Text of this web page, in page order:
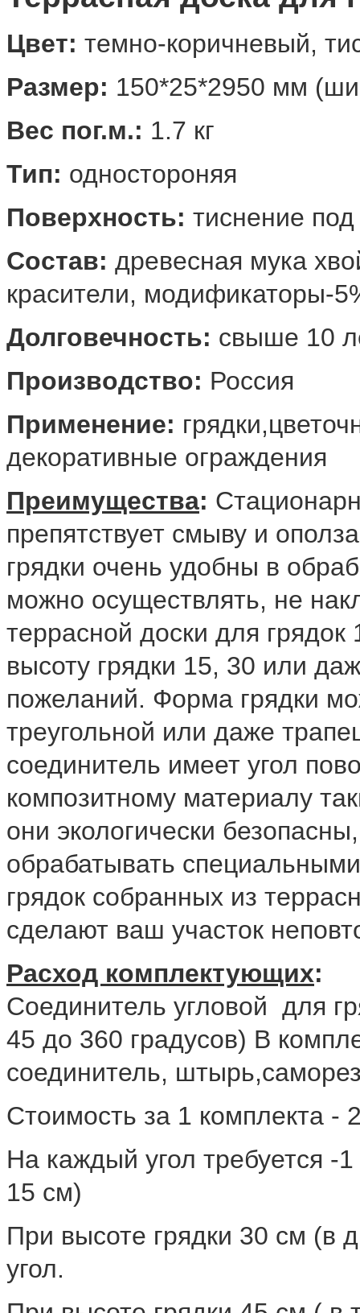
Цвет: темно-коричневый,
Размер: 150*25*2950 мм
Вес пог.м.: 1.7 кг
Тип: одностороняя
Поверхность: тиснение
Состав: древесная мука
красители, модификаторы-
Долговечность: свыше 10
Производство: Россия
Применение:
декоративные ограждения
Преимущества:
препятствует смыву и
грядки очень удобны в
можно осуществлять, не
террасной доски для грядок
высоту грядки 15, 30 или
пожеланий. Форма грядки
треугольной или даже
соединитель имеет угол
композитному материалу
они экологически
обрабатывать
грядок собранных из
сделают ваш участок
Расход комплектующих:
Соединитель угловой для
45 до 360 градусов) В
соединитель,
Стоимость за 1 комплекта -
На каждый угол требуется -
15 см)
При высоте грядки 30 см (в
угол.